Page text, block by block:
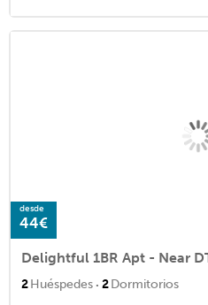
desde
44€
2Huéspedes · 2Dormitorios